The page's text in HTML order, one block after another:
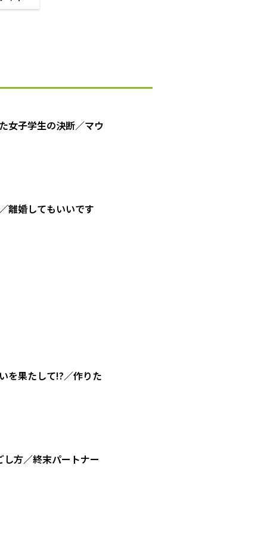
女子学生の決断／マウ
離婚してもいいです
を果たして!?／作りた
方／終末パートナー